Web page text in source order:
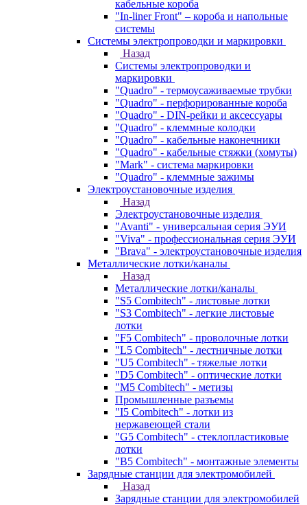
кабельные короба
"In-liner Front" – короба и напольные
системы
Системы электропроводки и маркировки
Назад
Системы электропроводки и
маркировки
"Quadro" - термоусаживаемые трубки
"Quadro" - перфорированные короба
"Quadro" - DIN-рейки и аксессуары
"Quadro" - клеммные колодки
"Quadro" - кабельные наконечники
"Quadro" - кабельные стяжки (хомуты)
"Mark" - система маркировки
"Quadro" - клеммные зажимы
Электроустановочные изделия
Назад
Электроустановочные изделия
"Avanti" - универсальная серия ЭУИ
"Viva" - профессиональная серия ЭУИ
"Brava" - электроустановочные изделия
Металлические лотки/каналы
Назад
Металлические лотки/каналы
"S5 Combitech" - листовые лотки
"S3 Combitech" - легкие листовые
лотки
"F5 Combitech" - проволочные лотки
"L5 Combitech" - лестничные лотки
"U5 Combitech" - тяжелые лотки
"D5 Combitech" - оптические лотки
"M5 Combitech" - метизы
Промышленные разъемы
"I5 Combitech" - лотки из
нержавеющей стали
"G5 Combitech" - стеклопластиковые
лотки
"B5 Combitech" - монтажные элементы
Зарядные станции для электромобилей
Назад
Зарядные станции для электромобилей